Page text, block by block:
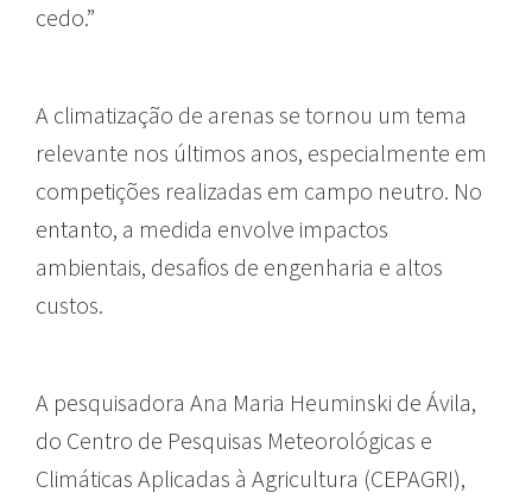
cedo.”
A climatização de arenas se tornou um tema
relevante nos últimos anos, especialmente em
competições realizadas em campo neutro. No
entanto, a medida envolve impactos
ambientais, desafios de engenharia e altos
custos.
A pesquisadora Ana Maria Heuminski de Ávila,
do Centro de Pesquisas Meteorológicas e
Climáticas Aplicadas à Agricultura (CEPAGRI),